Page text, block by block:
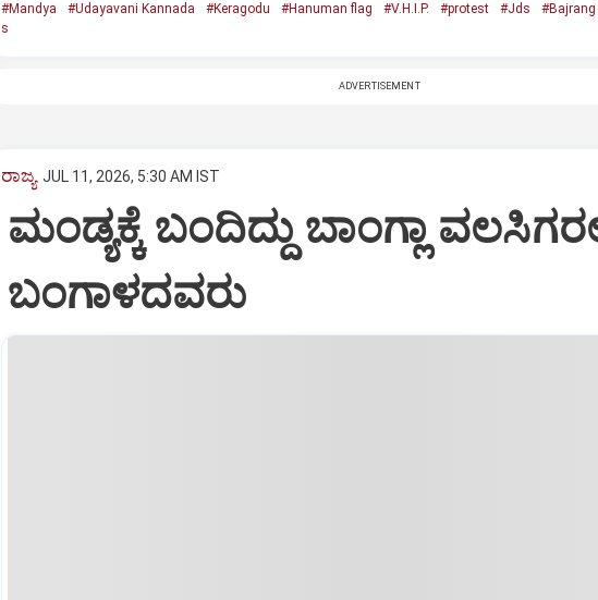
#Mandya #Udayavani Kannada #Keragodu #Hanuman flag #V.H.I.P. #protest #Jds #Bajrang
s
ADVERTISEMENT
ರಾಜ್ಯ JUL 11, 2026, 5:30 AM IST
ಮಂಡ್ಯಕ್ಕೆ ಬಂದಿದ್ದು ಬಾಂಗ್ಲಾ
ಬಂಗಾಳದವರು